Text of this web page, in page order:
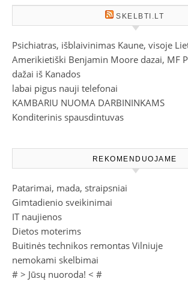
SKELBTI.LT
Psichiatras, išblaivinimas Kaune, visoje
Amerikietiški Benjamin Moore dazai, MF
dažai iš Kanados
labai pigus nauji telefonai
KAMBARIU NUOMA DARBININKAMS
Konditerinis spausdintuvas
REKOMENDUOJAME
Patarimai, mada, straipsniai
Gimtadienio sveikinimai
IT naujienos
Dietos moterims
Buitinės technikos remontas Vilniuje
nemokami skelbimai
# > Jūsų nuoroda! < #